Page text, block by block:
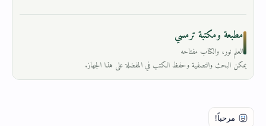
مطبعة ومكتبة ترمسي
العلم نور، والكتاب مفتاحه
يمكن البحث والتصفية وحفظ الكتب في المفضلة على هذا الجهاز.